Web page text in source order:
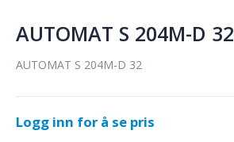
AUTOMAT S 204M-D 32
AUTOMAT S 204M-D 32
Logg inn for å se pris